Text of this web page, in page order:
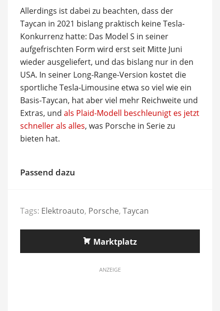
Allerdings ist dabei zu beachten, dass der
Taycan in 2021 bislang praktisch keine Tesla-
Konkurrenz hatte: Das Model S in seiner
aufgefrischten Form wird erst seit Mitte Juni
wieder ausgeliefert, und das bislang nur in den
USA. In seiner Long-Range-Version kostet die
sportliche Tesla-Limousine etwa so viel wie ein
Basis-Taycan, hat aber viel mehr Reichweite und
Extras, und als Plaid-Modell beschleunigt es jetzt
schneller als alles, was Porsche in Serie zu
bieten hat.
Passend dazu
Tags: Elektroauto, Porsche, Taycan
Marktplatz
ANZEIGE